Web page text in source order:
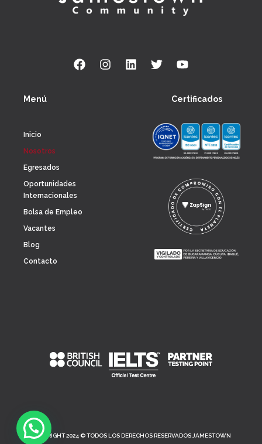
Menú
Inicio
Nosotros
Egresados
Oportunidades
Internacionales
Bolsa de Empleo
Vacantes
Blog
Contacto
Certificados
COPYRIGHT 2024 © TODOS LOS DERECHOS RESERVADOS JAMESTOWN